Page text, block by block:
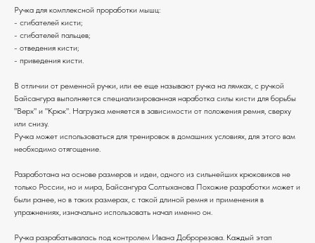
Ручка для комплексной проработки мышц:
- сгибателей кисти;
- сгибателей пальцев;
- отведения кисти;
- приведения кисти.
В отличии от ременной ручки, или ее еще называют ручка на лямках, с ручкой
Байсангура выполняется специализированная наработка силы кисти для борьбы
"Верх" и "Крюк". Нагрузка меняется в зависимости от положения ремня, сверху
или снизу.
Ручка может использоваться для тренировок в домашних условиях, для этого вам
необходимо отягощение.
Разработана на основе размеров и идеи, одного из сильнейших крюковиков не
только России, но и мира, Байсангура Солтыханова Похожие разработки может и
были ранее, но в таких размерах, с такой длиной ремня и применения в
упражнениях, изначально использовать начал именно он.
Ручка разрабатывалась под контролем Ивана Доброрезова. Каждый этап